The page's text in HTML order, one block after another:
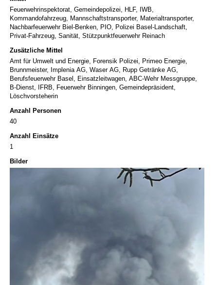
Feuerwehrinspektorat, Gemeindepolizei, HLF, IWB,
Kommandofahrzeug, Mannschaftstransporter, Materialtransporter,
Nachbarfeuerwehr Biel-Benken, PIO, Polizei Basel-Landschaft,
Privat-Fahrzeug, Sanität, Stützpunktfeuerwehr Reinach
Zusätzliche Mittel
Amt für Umwelt und Energie, Forensik Polizei, Primeo Energie,
Brunnmeister, Implenia AG, Waser AG, Rupp Getränke AG,
Berufsfeuerwehr Basel, Einsatzleitwagen, ABC-Wehr Messgruppe,
B-Dienst, IFRB, Feuerwehr Binningen, Gemeindepräsident,
Löschvorsteherin
Anzahl Personen
40
Anzahl Einsätze
1
Bilder